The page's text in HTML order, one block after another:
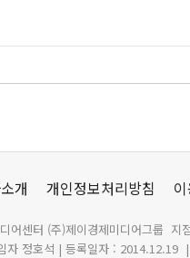
개 개인정보처리방침
어센터 (주)제이경제미디어그룹 지
자 정호석 | 등록일자 : 2014.12.19